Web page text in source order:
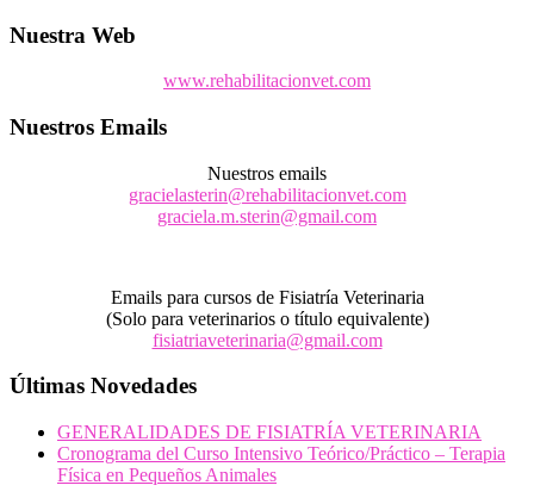
Nuestra Web
www.rehabilitacionvet.com
Nuestros Emails
Nuestros emails
gracielasterin@rehabilitacionvet.com
graciela.m.sterin@gmail.com
Emails para cursos de Fisiatría Veterinaria
(Solo para veterinarios o título equivalente)
fisiatriaveterinaria@gmail.com
Últimas Novedades
GENERALIDADES DE FISIATRÍA VETERINARIA
Cronograma del Curso Intensivo Teórico/Práctico – Terapia
Física en Pequeños Animales